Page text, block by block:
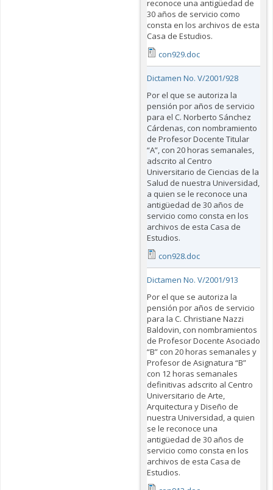
reconoce una antigüedad de
30 años de servicio como
consta en los archivos de esta
Casa de Estudios.
con929.doc
Dictamen No. V/2001/928
Por el que se autoriza la
pensión por años de servicio
para el C. Norberto Sánchez
Cárdenas, con nombramiento
de Profesor Docente Titular
“A”, con 20 horas semanales,
adscrito al Centro
Universitario de Ciencias de la
Salud de nuestra Universidad,
a quien se le reconoce una
antigüedad de 30 años de
servicio como consta en los
archivos de esta Casa de
Estudios.
con928.doc
Dictamen No. V/2001/913
Por el que se autoriza la
pensión por años de servicio
para la C. Christiane Nazzi
Baldovin, con nombramientos
de Profesor Docente Asociado
“B” con 20 horas semanales y
Profesor de Asignatura “B”
con 12 horas semanales
definitivas adscrito al Centro
Universitario de Arte,
Arquitectura y Diseño de
nuestra Universidad, a quien
se le reconoce una
antigüedad de 30 años de
servicio como consta en los
archivos de esta Casa de
Estudios.